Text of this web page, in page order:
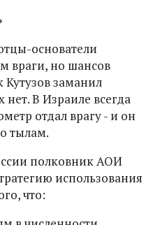
основатели
враги, но шансов
заманил
В Израиле всегда
отдал врагу - и он
тылам.
полковник АОИ
использования
что: